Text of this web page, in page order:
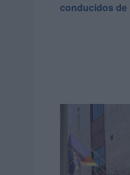
conducidos de